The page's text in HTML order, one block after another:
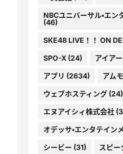
NBCユニバーサル・エ
(46)
SKE48 LIVE！！ ON
SPO-X(24) アイア
アプリ (2634) アムモ
ウェブホスティング(24)
エヌアイシィ株式会社
オデッサ・エンタテイン
シービー (31) スピー